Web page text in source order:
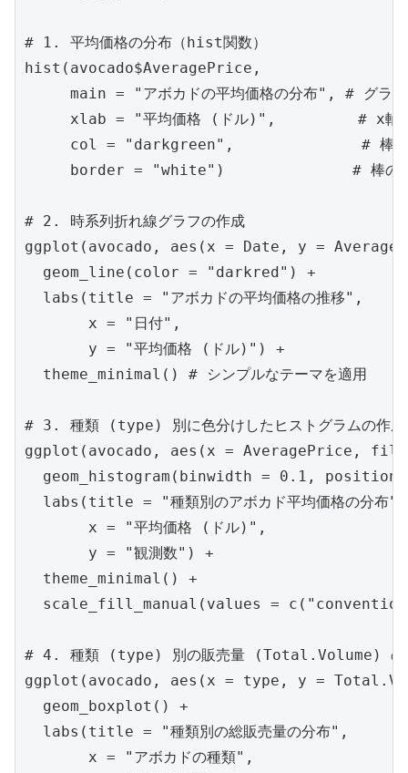
# 1. 平均価格の分布（hist関数）
hist(avocado$AveragePrice,
main = "アボカドの平均価格の分布", # グラフ
xlab = "平均価格 (ドル)",         # x軸
col = "darkgreen",              # 棒
border = "white")              # 棒の境
# 2. 時系列折れ線グラフの作成
ggplot(avocado, aes(x = Date, y =
  geom_line(color = "darkred") +
  labs(title = "アボカドの平均価格の推移",
       x = "日付",
       y = "平均価格 (ドル)") +
  theme_minimal() # シンプルなテーマを適用
# 3. 種類 (type) 別に色分けしたヒストグラムの作成
ggplot(avocado, aes(x = AveragePrice,
geom_histogram(binwidth = 0.1, position
  labs(title = "種類別のアボカド平均価格の分布",
       x = "平均価格 (ドル)",
       y = "観測数") +
  theme_minimal() +
scale_fill_manual(values =
# 4. 種類 (type) 別の販売量 (Total.Volume) の
ggplot(avocado, aes(x = type, y =
  geom_boxplot() +
  labs(title = "種類別の総販売量の分布",
       x = "アボカドの種類",